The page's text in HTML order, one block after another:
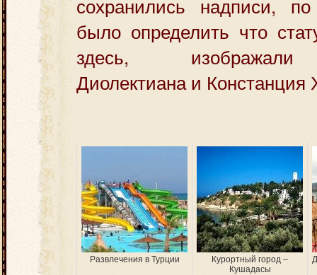
сохранились надписи,
было определить что
здесь, изображали
Диолектиана и Констанция
Развлечения в Турции
Курортный город –
Кушадасы